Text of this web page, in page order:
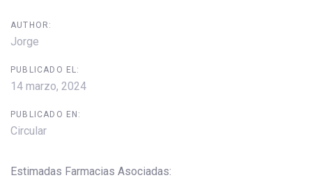
AUTHOR:
Jorge
PUBLICADO EL:
14 marzo, 2024
PUBLICADO EN:
Circular
Estimadas Farmacias Asociadas: